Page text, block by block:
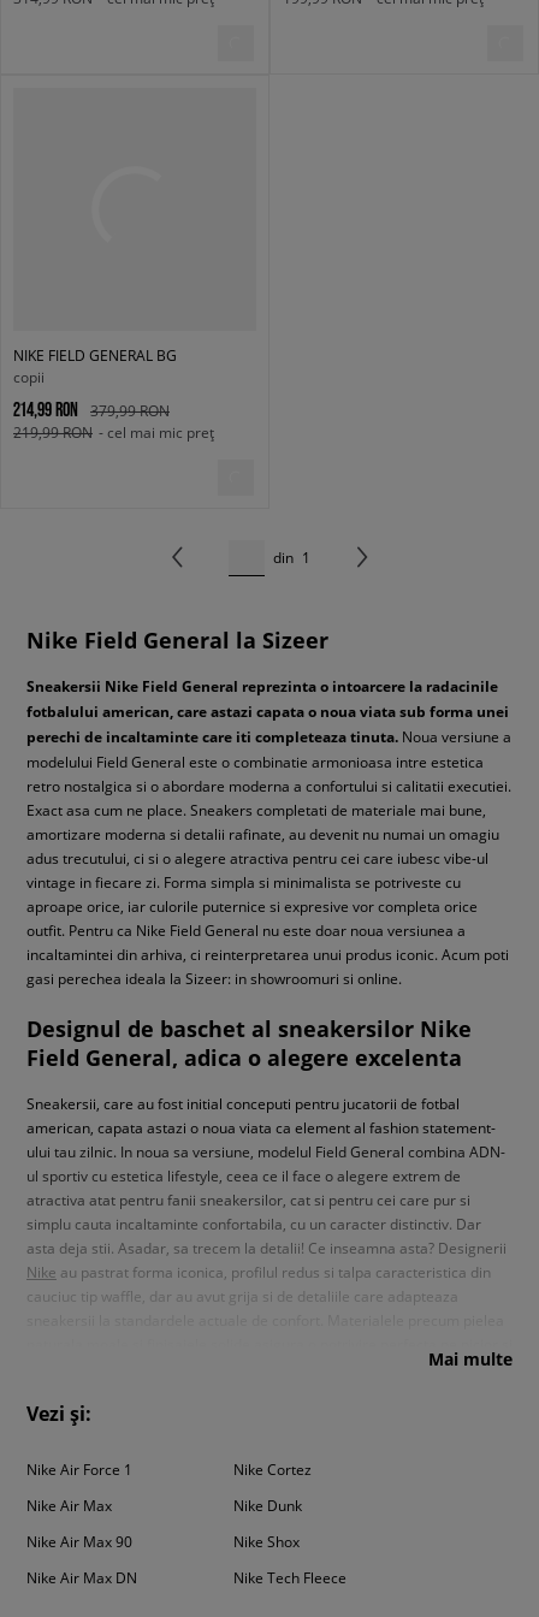
NIKE FIELD GENERAL BG
copii
214,99 RON
379,99 RON
219,99 RON - cel mai mic preț
din 1
Nike Field General la Sizeer
Sneakersii Nike Field General reprezinta o intoarcere la radacinile
fotbalului american, care astazi capata o noua viata sub forma unei
perechi de incaltaminte care iti completeaza tinuta. Noua versiune a
modelului Field General este o combinatie armonioasa intre estetica
retro nostalgica si o abordare moderna a confortului si calitatii executiei.
Exact asa cum ne place. Sneakers completati de materiale mai bune,
amortizare moderna si detalii rafinate, au devenit nu numai un omagiu
adus trecutului, ci si o alegere atractiva pentru cei care iubesc vibe-ul
vintage in fiecare zi. Forma simpla si minimalista se potriveste cu
aproape orice, iar culorile puternice si expresive vor completa orice
outfit. Pentru ca Nike Field General nu este doar noua versiunea a
incaltamintei din arhiva, ci reinterpretarea unui produs iconic. Acum poti
gasi perechea ideala la Sizeer: in showroomuri si online.
Designul de baschet al sneakersilor Nike
Field General, adica o alegere excelenta
Sneakersii, care au fost initial conceputi pentru jucatorii de fotbal
american, capata astazi o noua viata ca element al fashion statement-
ului tau zilnic. In noua sa versiune, modelul Field General combina ADN-
ul sportiv cu estetica lifestyle, ceea ce il face o alegere extrem de
atractiva atat pentru fanii sneakersilor, cat si pentru cei care pur si
simplu cauta incaltaminte confortabila, cu un caracter distinctiv. Dar
asta deja stii. Asadar, sa trecem la detalii! Ce inseamna asta? Designerii
Nike au pastrat forma iconica, profilul redus si talpa caracteristica din
cauciuc tip waffle, dar au avut grija si de detaliile care adapteaza
Incaltamintea Nike Field
inspire din propria istorie, fara a cadea in nostalgia banala, ci
lumea modei, in care autenticitatea si istoria conteaza din ce in ce mai
model cu care vei crea numai tinute de campion. Si care nu va disparea
dupa un singur sezon. Si, in ciuda radacinilor sale fotbalistice, nu ne
Mai multe
Vezi și:
Nike Air Force 1
Nike Air Max
Nike Air Max 90
Nike Air Max DN
Nike Cortez
Nike Dunk
Nike Shox
Nike Tech Fleece